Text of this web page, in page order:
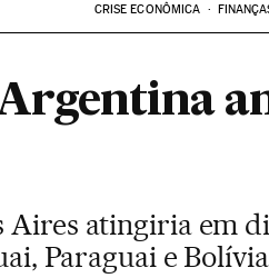
CRISE ECONÔMICA
atingiria em
Paraguai e Bolívia